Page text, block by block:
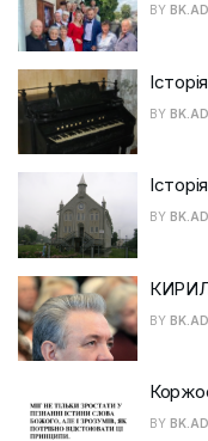
BY
BY
BY
BY
BY